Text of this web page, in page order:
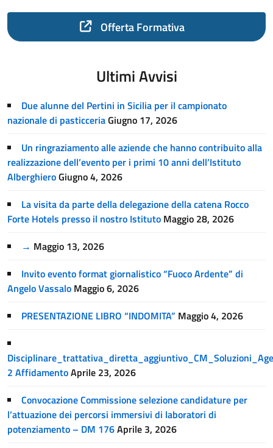
Offerta Formativa
Ultimi Avvisi
Due alunne del Pertini in Sicilia per il campionato
nazionale di pasticceriaGiugno 17, 2026
Un ringraziamento alle aziende che hanno contribuito alla
realizzazione dell’evento per i primi 10 anni dell’Istituto
AlberghieroGiugno 4, 2026
La visita da parte della delegazione della catena Rocco
Forte Hotels presso il nostro Istituto Maggio 28, 2026
→ Maggio 13, 2026
Invito evento format giornalistico “Fuoco Ardente” di
Angelo Vassalo Maggio 6, 2026
PRESENTAZIONE LIBRO “INDOMITA” Maggio 4, 2026
2 AffidamentoAprile 23, 2026
Convocazione Commissione selezione candidature per
l’attuazione dei percorsi immersivi di laboratori di
potenziamento – DM 176Aprile 3, 2026